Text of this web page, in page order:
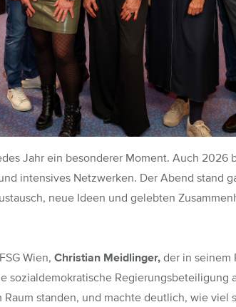
Jahr ein besonderer Moment. Auch
intensives Netzwerken. Der Abend stand
neue Ideen und gelebten
Wien, Christian Meidlinger, der in seinem
sozialdemokratische
standen, und machte deutlich, wie viel